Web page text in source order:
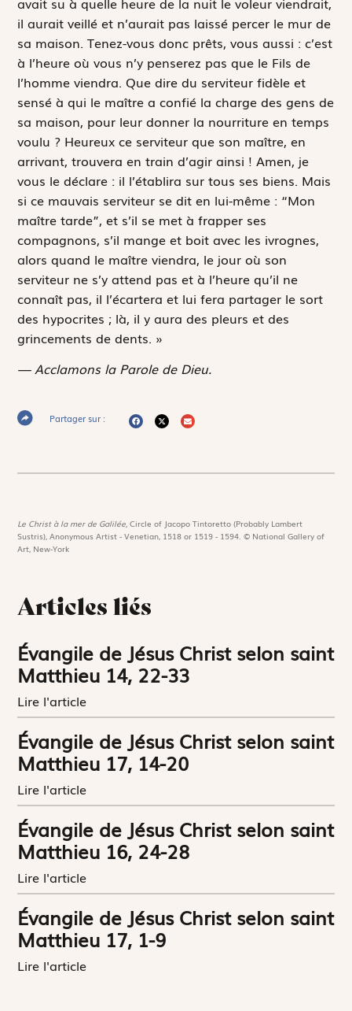
il aurait veillé et n’aurait pas laissé percer le mur de
sa maison. Tenez-vous donc prêts, vous aussi : c’est
à l’heure où vous n’y penserez pas que le Fils de
l’homme viendra. Que dire du serviteur fidèle et
sensé à qui le maître a confié la charge des gens de
sa maison, pour leur donner la nourriture en temps
voulu ? Heureux ce serviteur que son maître, en
arrivant, trouvera en train d’agir ainsi ! Amen, je
vous le déclare : il l’établira sur tous ses biens. Mais
si ce mauvais serviteur se dit en lui-même : “Mon
maître tarde”, et s’il se met à frapper ses
compagnons, s’il mange et boit avec les ivrognes,
alors quand le maître viendra, le jour où son
serviteur ne s’y attend pas et à l’heure qu’il ne
connaît pas, il l’écartera et lui fera partager le sort
des hypocrites ; là, il y aura des pleurs et des
grincements de dents. »
— Acclamons la Parole de Dieu.
Partager sur :
Le Christ à la mer de Galilée,Circle of Jacopo Tintoretto (Probably Lambert
Sustris), Anonymous Artist - Venetian, 1518 or 1519 - 1594. © National Gallery of
Art, New-York
Articles liés
Évangile de Jésus Christ selon saint
Matthieu 14, 22-33
Lire l'article
Évangile de Jésus Christ selon saint
Matthieu 17, 14-20
Lire l'article
Évangile de Jésus Christ selon saint
Matthieu 16, 24-28
Lire l'article
Évangile de Jésus Christ selon saint
Matthieu 17, 1-9
Lire l'article